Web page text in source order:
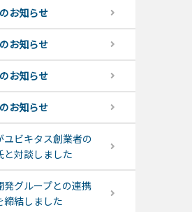
お知らせ
お知らせ
お知らせ
お知らせ
ユビキタス創業者の
と対談しました
発グループとの連携
締結しました